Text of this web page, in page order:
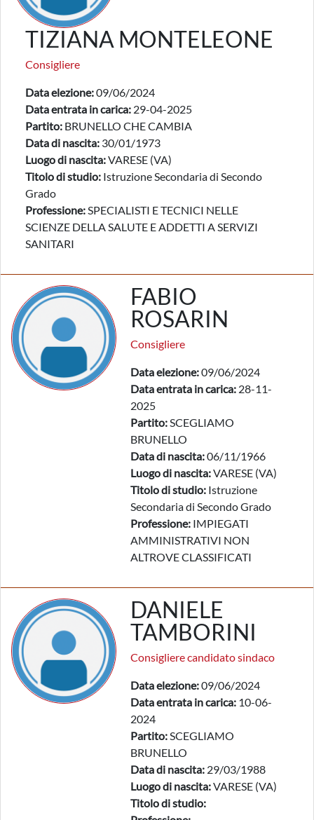
TIZIANA MONTELEONE
Consigliere
Data elezione:09/06/2024
Data entrata in carica: 29-04-2025
Partito: BRUNELLO CHE CAMBIA
Data di nascita: 30/01/1973
Luogo di nascita:VARESE (VA)
Titolo di studio: Istruzione Secondaria di Secondo
Grado
Professione:SPECIALISTI E TECNICI NELLE
SCIENZE DELLA SALUTE E ADDETTI A SERVIZI
SANITARI
FABIO
ROSARIN
Consigliere
Data elezione:09/06/2024
Data entrata in carica: 28-11-
2025
Partito:SCEGLIAMO
BRUNELLO
Data di nascita:06/11/1966
Luogo di nascita:VARESE (VA)
Titolo di studio: Istruzione
Secondaria di Secondo Grado
Professione: IMPIEGATI
AMMINISTRATIVI NON
ALTROVE CLASSIFICATI
DANIELE
TAMBORINI
Consigliere candidato sindaco
Data elezione:09/06/2024
Data entrata in carica: 10-06-
2024
Partito:SCEGLIAMO
BRUNELLO
Data di nascita: 29/03/1988
Luogo di nascita:VARESE (VA)
Titolo di studio: